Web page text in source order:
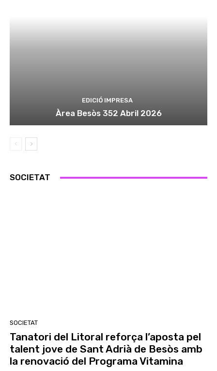
EDICIÓ IMPRESA
Àrea Besòs 352 Abril 2026
SOCIETAT
SOCIETAT
Tanatori del Litoral reforça l’aposta pel
talent jove de Sant Adrià de Besòs amb
la renovació del Programa Vitamina